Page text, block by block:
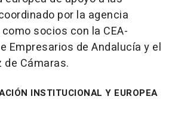
por la agencia
socios con la CEA-
Empresarios de Andalucía y el
de Cámaras.
INSTITUCIONAL Y EUROPEA